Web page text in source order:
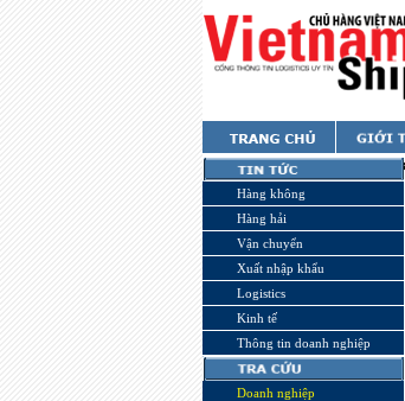
Hàng không
Hàng hải
Vận chuyển
Xuất nhập khẩu
Logistics
Kinh tế
Thông tin doanh nghiệp
Doanh nghiệp